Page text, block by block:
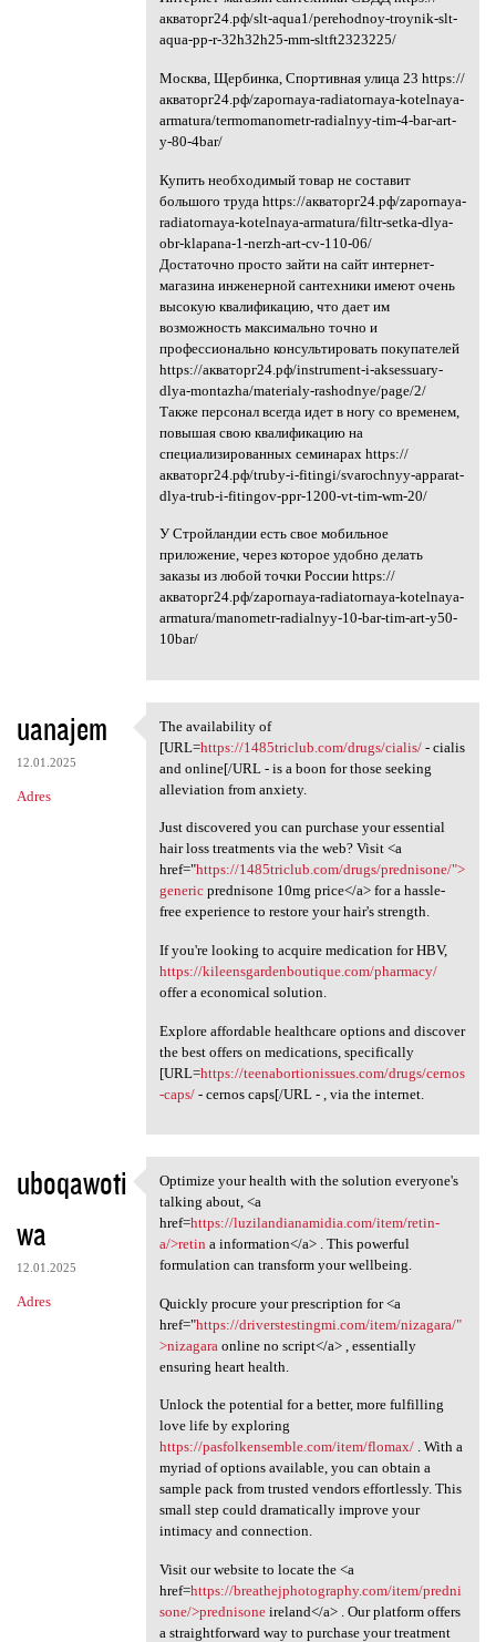
акваторг24.рф/slt-aqua1/perehodnoy-troynik-slt-
aqua-pp-r-32h32h25-mm-sltft2323225/
Москва, Щербинка, Спортивная улица 23 https://
акваторг24.рф/zapornaya-radiatornaya-kotelnaya-
armatura/termomanometr-radialnyy-tim-4-bar-art-
y-80-4bar/
Купить необходимый товар не составит
большого труда https://акваторг24.рф/zapornaya-
radiatornaya-kotelnaya-armatura/filtr-setka-dlya-
obr-klapana-1-nerzh-art-cv-110-06/
Достаточно просто зайти на сайт интернет-
магазина инженерной сантехники имеют очень
высокую квалификацию, что дает им
возможность максимально точно и
профессионально консультировать покупателей
https://акваторг24.рф/instrument-i-aksessuary-
dlya-montazha/materialy-rashodnye/page/2/
Также персонал всегда идет в ногу со временем,
повышая свою квалификацию на
специализированных семинарах https://
акваторг24.рф/truby-i-fitingi/svarochnyy-apparat-
dlya-trub-i-fitingov-ppr-1200-vt-tim-wm-20/
У Стройландии есть свое мобильное
приложение, через которое удобно делать
заказы из любой точки России https://
акваторг24.рф/zapornaya-radiatornaya-kotelnaya-
armatura/manometr-radialnyy-10-bar-tim-art-y50-
10bar/
uanajem
12.01.2025
Adres
The availability of [URL
The availability of
[URL=https://1485triclub.com/drugs/cialis/- cialis
and online[/URL - is a boon for those seeking
alleviation from anxiety.
Just discovered you can purchase your essential
hair loss treatments via the web? Visit <a
href="https://1485triclub.com/drugs/prednisone/">
genericprednisone 10mg price</a> for a hassle-
free experience to restore your hair's strength.
If you're looking to acquire medication for HBV,
https://kileensgardenboutique.com/pharmacy/
offer a economical solution.
Explore affordable healthcare options and discover
the best offers on medications, specifically
[URL=https://teenabortionissues.com/drugs/cernos
-caps/- cernos caps[/URL - , via the internet.
uboqawoti
wa
12.01.2025
Adres
Optimize your health with the
Optimize your health with the solution everyone's
talking about, <a
href=https://luzilandianamidia.com/item/retin-
a/>retin a information</a> . This powerful
formulation can transform your wellbeing.
Quickly procure your prescription for <a
href="https://driverstestingmi.com/item/nizagara/"
>nizagara online no script</a> , essentially
ensuring heart health.
Unlock the potential for a better, more fulfilling
love life by exploring
https://pasfolkensemble.com/item/flomax/. With a
myriad of options available, you can obtain a
sample pack from trusted vendors effortlessly. This
small step could dramatically improve your
intimacy and connection.
Visit our website to locate the <a
href=https://breathejphotography.com/item/predni
sone/>prednisoneireland</a> . Our platform offers
a straightforward way to purchase your treatment